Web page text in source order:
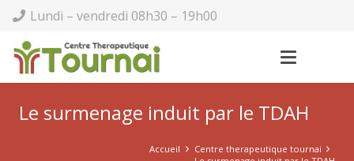
Lundi – vendredi 08h30 – 19h00
Le surmenage induit par le TDAH
Accueil
Centre therapeutique tournai